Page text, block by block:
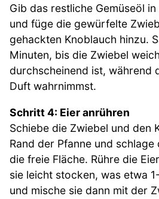
Gib das restliche Gemüseöl
und füge die gewürfelte
gehackten Knoblauch hinzu.
Minuten, bis die Zwiebel
durchscheinend ist, während
Duft wahrnimmst.
Schritt 4: Eier anrühren
Schiebe die Zwiebel und den
Rand der Pfanne und
die freie Fläche. Rühre die
sie leicht stocken, was etwa
und mische sie dann mit der